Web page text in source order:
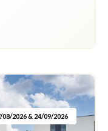
08/2026 & 24/09/2026